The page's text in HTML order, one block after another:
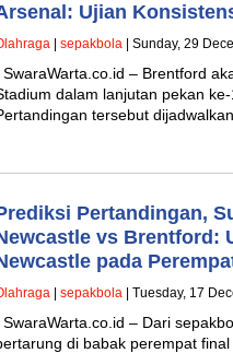
Ujian
sepakbola | Sunday, 29
SwaraWarta.co.id – Brentford
dalam lanjutan pekan
tersebut
Pertandingan,
vs Brentford:
pada
sepakbola | Tuesday, 17
SwaraWarta.co.id – Dari
di babak perempat